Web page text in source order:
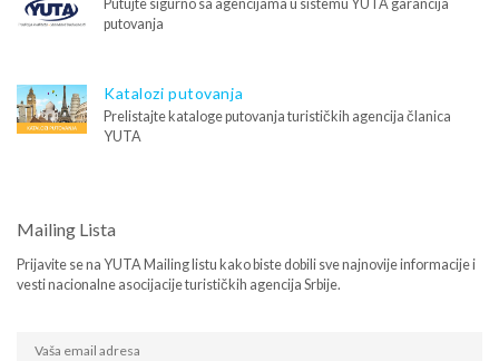
Putujte sigurno sa agencijama u sistemu YUTA garancija
putovanja
Katalozi putovanja
Prelistajte kataloge putovanja turističkih agencija članica
YUTA
Mailing Lista
Prijavite se na YUTA Mailing listu kako biste dobili sve najnovije informacije i
vesti nacionalne asocijacije turističkih agencija Srbije.